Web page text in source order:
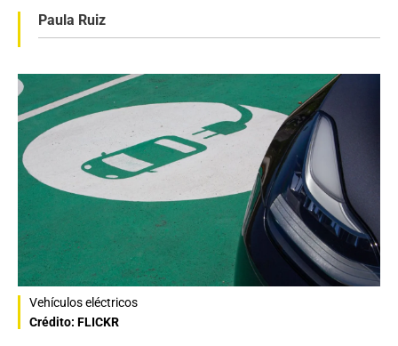
Paula Ruiz
Vehículos eléctricos
Crédito: FLICKR